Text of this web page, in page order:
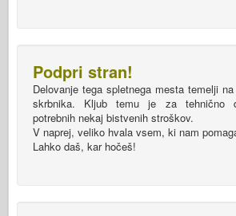
Podpri stran!
Delovanje tega spletnega mesta temelji
skrbnika. Kljub temu je za tehnično
potrebnih nekaj bistvenih stroškov.
V naprej, veliko hvala vsem, ki nam
Lahko daš, kar hočeš!